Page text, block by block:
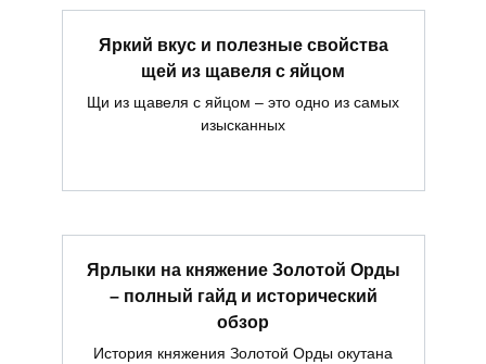
Яркий вкус и полезные свойства
щей из щавеля с яйцом
Щи из щавеля с яйцом – это одно из самых
изысканных
Ярлыки на княжение Золотой Орды
– полный гайд и исторический
обзор
История княжения Золотой Орды окутана